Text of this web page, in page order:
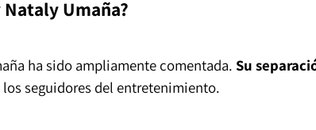
Umaña?
ha sido ampliamente comentada. Su
seguidores del entretenimiento.